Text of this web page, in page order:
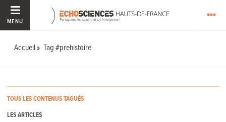
MENU
Accueil Tag #prehistoire
TOUS LES CONTENUS TAGUÉS
LES ARTICLES